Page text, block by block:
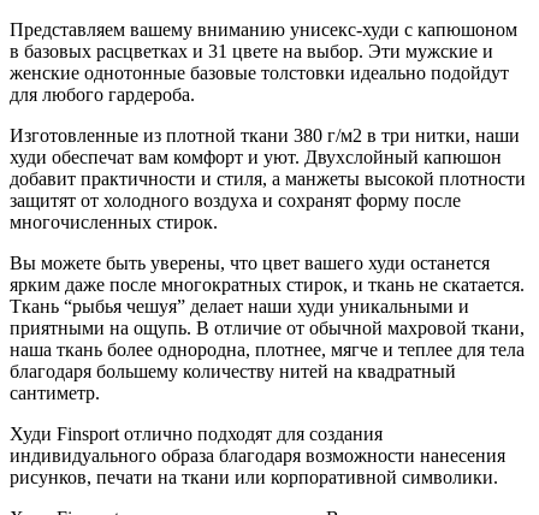
Представляем вашему вниманию унисекс-худи с капюшоном
в базовых расцветках и 31 цвете на выбор. Эти мужские и
женские однотонные базовые толстовки идеально подойдут
для любого гардероба.
Изготовленные из плотной ткани 380 г/м2 в три нитки, наши
худи обеспечат вам комфорт и уют. Двухслойный капюшон
добавит практичности и стиля, а манжеты высокой плотности
защитят от холодного воздуха и сохранят форму после
многочисленных стирок.
Вы можете быть уверены, что цвет вашего худи останется
ярким даже после многократных стирок, и ткань не скатается.
Ткань “рыбья чешуя” делает наши худи уникальными и
приятными на ощупь. В отличие от обычной махровой ткани,
наша ткань более однородна, плотнее, мягче и теплее для тела
благодаря большему количеству нитей на квадратный
сантиметр.
Худи Finsport отлично подходят для создания
индивидуального образа благодаря возможности нанесения
рисунков, печати на ткани или корпоративной символики.